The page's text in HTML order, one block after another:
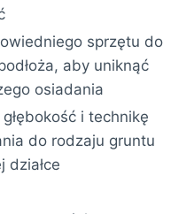
sprzętu do
aby uniknąć
osiadania
i technikę
do rodzaju gruntu
działce